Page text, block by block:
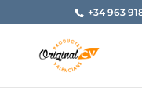
+34 963